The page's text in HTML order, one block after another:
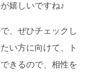
嬉しいですね♪
、ぜひチェックし
い方に向けて、ト
きるので、相性を